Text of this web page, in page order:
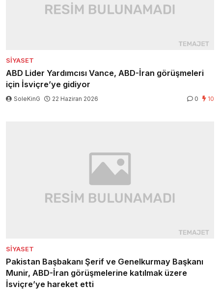
SIYASET
ABD Lider Yardımcısı Vance, ABD-İran görüşmeleri
için İsviçre’ye gidiyor
SoleKinG 22 Haziran 2026 0 10
SIYASET
Pakistan Başbakanı Şerif ve Genelkurmay Başkanı
Munir, ABD-İran görüşmelerine katılmak üzere
İsviçre’ye hareket etti